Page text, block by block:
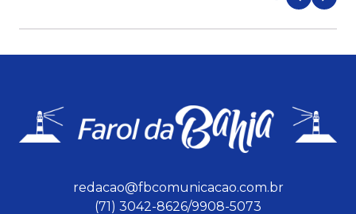
redacao@fbcomunicacao.com.br
(71) 3042-8626/9908-5073